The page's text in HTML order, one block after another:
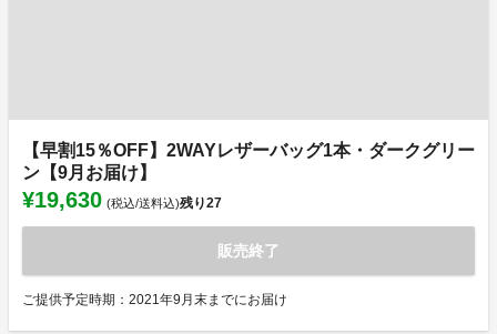
【早割15％OFF】2WAYレザーバッグ1本・ダークグリー
ン【9月お届け】
¥19,630 (税込/送料込)残り27
販売終了
ご提供予定時期：2021年9月末までにお届け